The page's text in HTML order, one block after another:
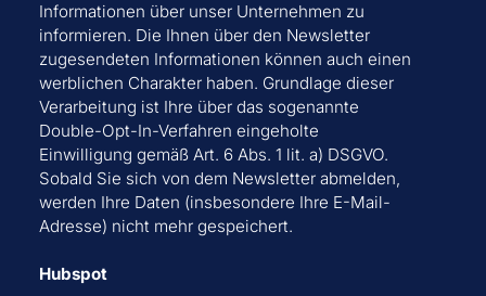
Informationen über unser Unternehmen zu
informieren. Die Ihnen über den Newsletter
zugesendeten Informationen können auch einen
werblichen Charakter haben. Grundlage dieser
Verarbeitung ist Ihre über das sogenannte
Double-Opt-In-Verfahren eingeholte
Einwilligung gemäß Art. 6 Abs. 1 lit. a) DSGVO.
Sobald Sie sich von dem Newsletter abmelden,
werden Ihre Daten (insbesondere Ihre E-Mail-
Adresse) nicht mehr gespeichert.
Hubspot